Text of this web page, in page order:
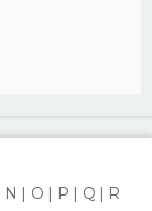
N O P Q
R